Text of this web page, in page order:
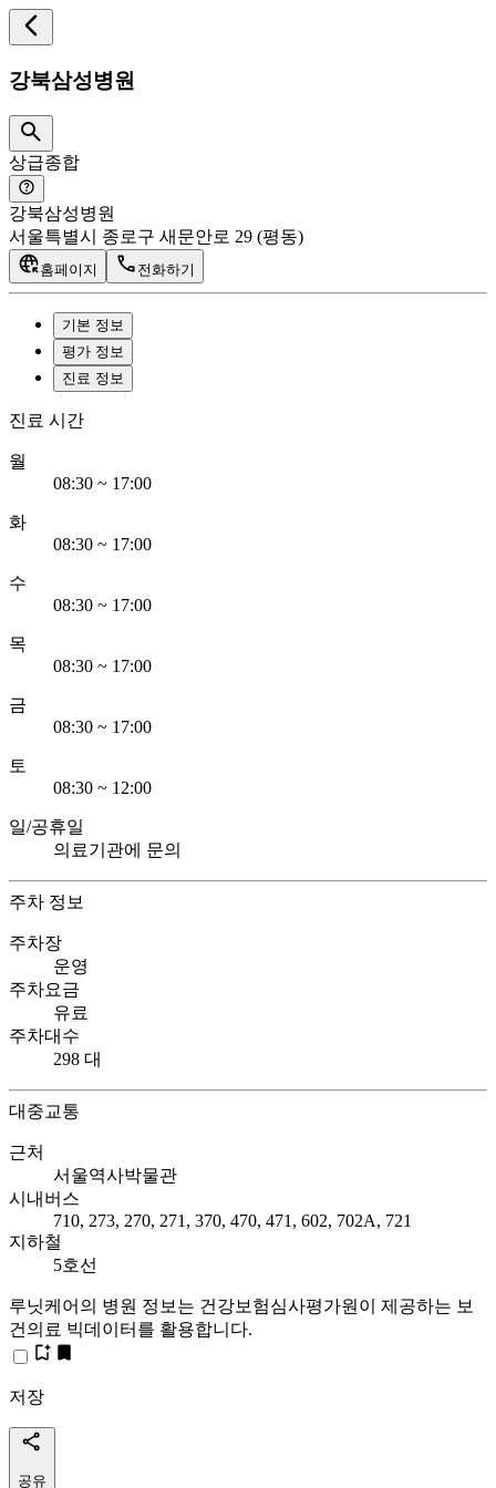
강북삼성병원
상급종합
강북삼성병원
서울특별시 종로구 새문안로 29 (평동)
홈페이지 전화하기
기본 정보
평가 정보
진료 정보
진료 시간
월
08:30 ~ 17:00
화
08:30 ~ 17:00
수
08:30 ~ 17:00
목
08:30 ~ 17:00
금
08:30 ~ 17:00
토
08:30 ~ 12:00
일/공휴일
의료기관에 문의
주차 정보
주차장
운영
주차요금
유료
주차대수
298 대
대중교통
근처
서울역사박물관
시내버스
710, 273, 270, 271, 370, 470, 471, 602, 702A, 721
지하철
5호선
루닛케어의 병원 정보는 건강보험심사평가원이 제공하는 보
건의료 빅데이터를 활용합니다.
저장
공유